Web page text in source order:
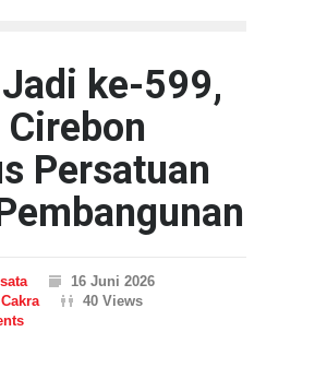
ke-599,
Cirebon
Persatuan
16 Juni 2026
40 Views